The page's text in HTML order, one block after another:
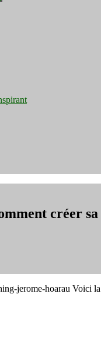
créer
jerome-hoarau Voici